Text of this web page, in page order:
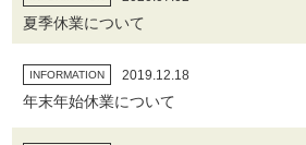
夏季休業について
INFORMATION 2019.12.18
年末年始休業について